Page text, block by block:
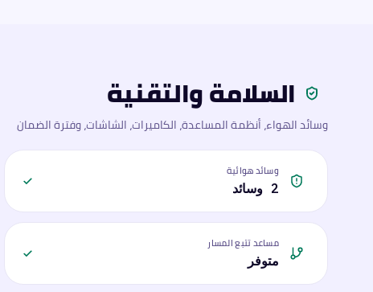
السلامة والتقنية
وسائد الهواء، أنظمة المساعدة، الكاميرات، الشاشات، وفترة الضمان
وسائد هوائية
2 وسائد
مساعد تتبع المسار
متوفر